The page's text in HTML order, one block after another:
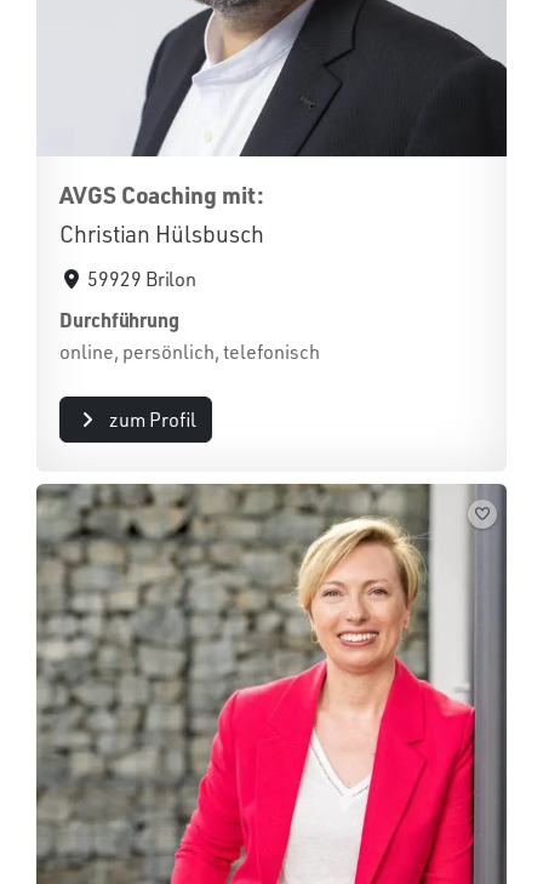
AVGS Coaching mit:
Christian Hülsbusch
59929 Brilon
Durchführung
online, persönlich, telefonisch
zum Profil